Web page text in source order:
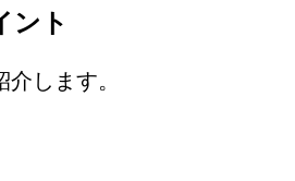
ント
します。